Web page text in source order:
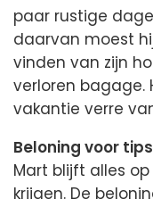
paar rustige
daarvan moest
vinden van zijn
verloren bagage.
vakantie verre
Beloning voor
Mart blijft alles
krijgen. De